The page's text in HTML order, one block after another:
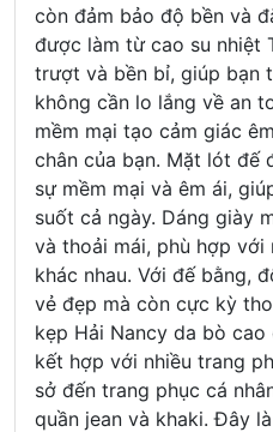
còn đảm bảo độ bền và
được làm từ cao su nhiệt
trượt và bền bỉ, giúp bạn
không cần lo lắng về an
mềm mại tạo cảm giác
chân của bạn. Mặt lót đế
sự mềm mại và êm ái,
suốt cả ngày. Dáng giày
và thoải mái, phù hợp với
khác nhau. Với đế bằng,
vẻ đẹp mà còn cực kỳ
kẹp Hải Nancy da bò
kết hợp với nhiều trang
sở đến trang phục cá
quần jean và khaki. Đây